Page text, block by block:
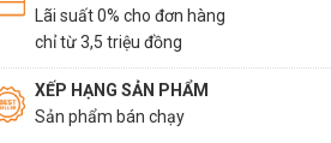
Lãi suất 0% cho đơn hàng
chỉ từ 3,5 triệu đồng
XẾP HẠNG SẢN PHẨM
Sản phẩm bán chạy